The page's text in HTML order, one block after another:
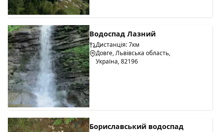
Водоспад Лазний
Дистанція: 7км
Довге, Львівська область,
Україна, 82196
Бориславський водоспад